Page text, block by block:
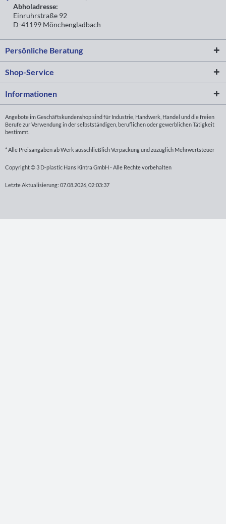
Abholadresse:
Einruhrstraße 92
D-41199 Mönchengladbach
Persönliche Beratung
Shop-Service
Informationen
Angebote im Geschäftskundenshop sind für Industrie, Handwerk, Handel und die freien
Berufe zur Verwendung in der selbstständigen, beruflichen oder gewerblichen Tätigkeit
bestimmt.
* Alle Preisangaben ab Werk ausschließlich Verpackung und zuzüglich Mehrwertsteuer
Copyright © 3 D-plastic Hans Kintra GmbH - Alle Rechte vorbehalten
Letzte Aktualisierung: 07.08.2026, 02:03:37